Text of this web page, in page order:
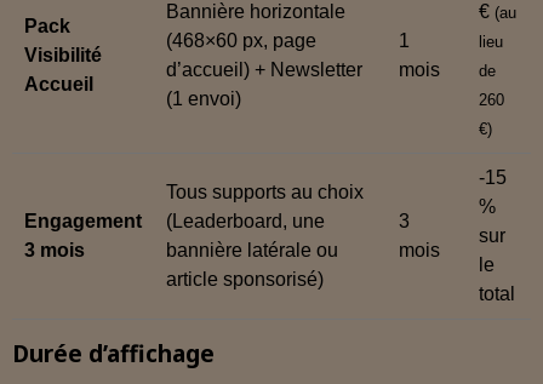
Pack
Visibilité
Accueil
Bannière horizontale
(468×60 px, page
d’accueil) + Newsletter
(1 envoi)
1
mois
€ (au
lieu
de
260
€)
Engagement
3 mois
Tous supports au choix
(Leaderboard, une
bannière latérale ou
article sponsorisé)
3
mois
-15
%
sur
le
total
Durée d’affichage